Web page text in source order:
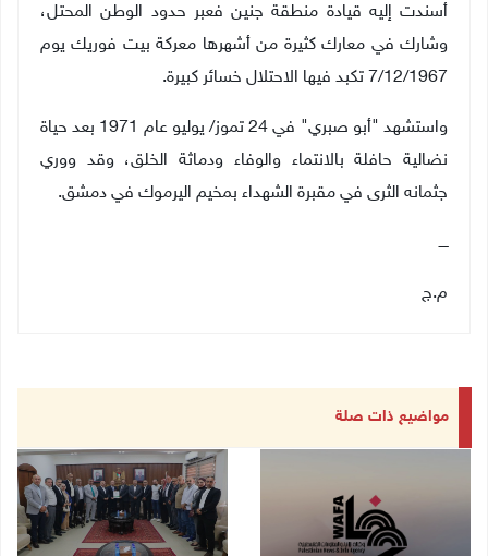
أسندت إليه قيادة منطقة جنين فعبر حدود الوطن المحتل،
وشارك في معارك كثيرة من أشهرها معركة بيت فوريك يوم
7/12/1967 تكبد فيها الاحتلال خسائر كبيرة.
واستشهد "أبو صبري" في 24 تموز/ يوليو عام 1971 بعد حياة
نضالية حافلة بالانتماء والوفاء ودماثة الخلق، وقد ووري
جثمانه الثرى في مقبرة الشهداء بمخيم اليرموك في دمشق.
ــــ
م.ج
مواضيع ذات صلة